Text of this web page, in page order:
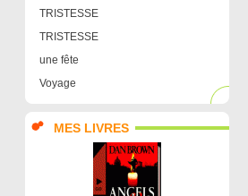
TRISTESSE
TRISTESSE
une fête
Voyage
MES LIVRES